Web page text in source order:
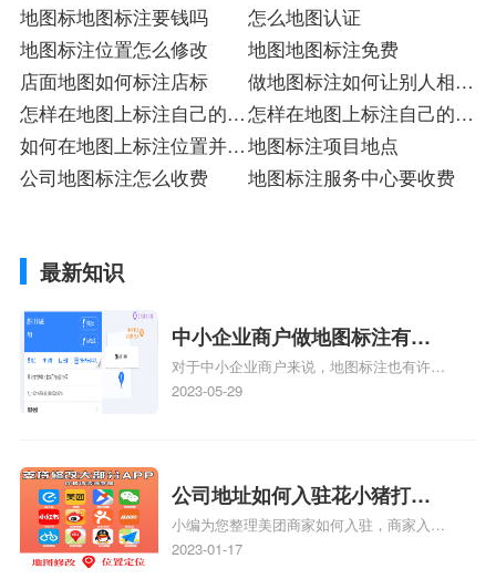
驻
地图标地图标注要钱吗
怎么地图认证
地图标注位置怎么修改
地图地图标注免费
店面地图如何标注店标
做地图标注如何让别人相信
入驻
怎样在地图上标注自己的店
铺多少钱
怎样在地图上标注自己的店
铺地图
如何在地图上标注位置并颜
色表示
地图标注项目地点
公司地图标注怎么收费
地图标注服务中心要收费
最新知识
中小企业商户做地图标注有什
么好处
对于中小企业商户来说，地图标注也有许多
好处，包括：提高可见性和曝光率：通过在
位置，增加商户被发现的机会。方便客户导
航：地图标注可以帮助客户更容易地找到商
户的实际位置。特别是对于新客户或不熟悉
该地区的客户来说，地图标注可以提供明确
2023-05-29
公司地址如何入驻花小猪打车
地图标记？指路人地图标注服
务中心铺如何入驻花小猪打车
小编为您整理美团商家如何入驻，商家入驻
教程、商家如何入驻地图、如何入驻地:、
2023-01-17